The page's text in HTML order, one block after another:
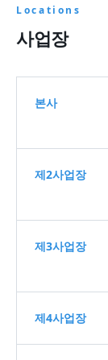
Locations
사업장
본사
제2사업장
제3사업장
제4사업장